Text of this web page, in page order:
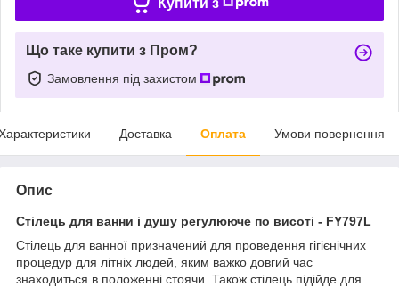
Що таке купити з Пром?
Замовлення під захистом
Доставка Оплата Умови повернення
Опис
Стілець для ванни і душу регулююче по висоті - FY797L
Стілець для ванної призначений для проведення гігієнічних
процедур для літніх людей, яким важко довгий час
знаходиться в положенні стоячи. Також стілець підійде для